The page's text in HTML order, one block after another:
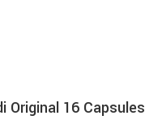
Original 16 Capsules